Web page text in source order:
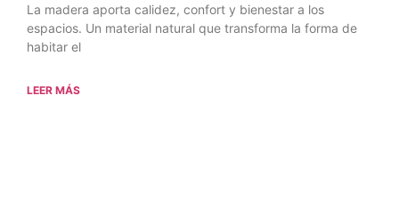
La madera aporta calidez, confort y bienestar a los
espacios. Un material natural que transforma la forma de
habitar el
LEER MÁS